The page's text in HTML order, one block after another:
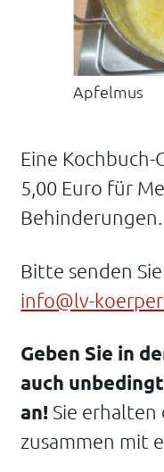
Apfelmus
Eine Kochbuch-
5,00 Euro für
Behinderungen.
Bitte senden
info@lv-
Geben Sie in
auch
an! Sie erhalten
zusammen mit